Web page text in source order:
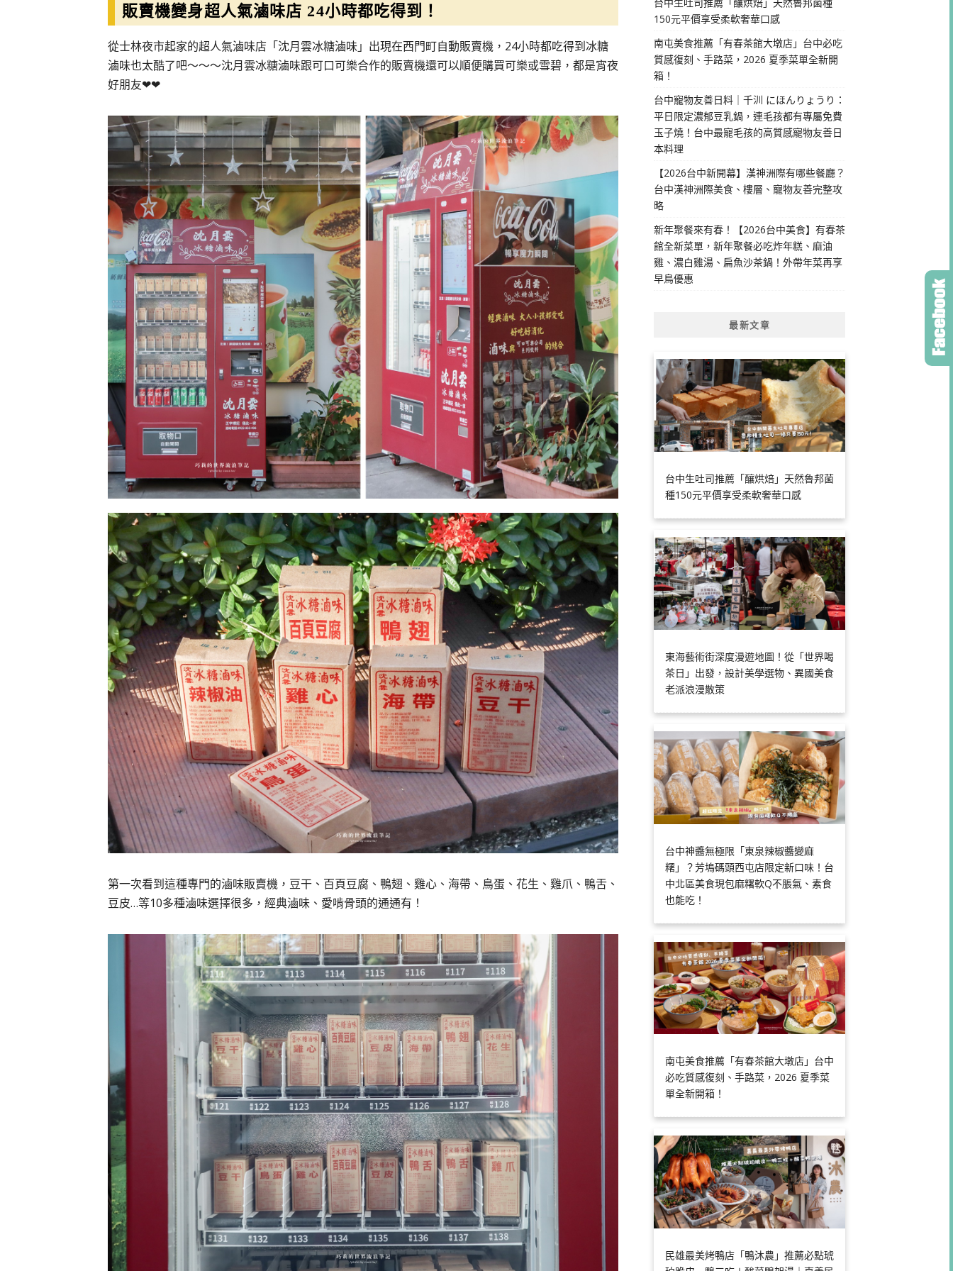
販賣機變身超人氣滷味店 24小時都吃得到！
從士林夜市起家的超人氣滷味店「沈月雲冰糖滷味」出現在西門町自動販賣機，24小時都吃得到冰糖
滷味也太酷了吧～～～沈月雲冰糖滷味跟可口可樂合作的販賣機還可以順便購買可樂或雪碧，都是宵夜
好朋友❤❤
第一次看到這種專門的滷味販賣機，豆干、百頁豆腐、鴨翅、雞心、海帶、鳥蛋、花生、雞爪、鴨舌、
豆皮…等10多種滷味選擇很多，經典滷味、愛啃骨頭的通通有！
150元平價享受柔軟奢華口感
南屯美食推薦「有春茶館大墩店」台中必吃
質感復刻、手路菜，2026 夏季菜單全新開
箱！
台中寵物友善日料｜千汌 にほんりょうり：
平日限定濃郁豆乳鍋，連毛孩都有專屬免費
玉子燒！台中最寵毛孩的高質感寵物友善日
本料理
【2026台中新開幕】漢神洲際有哪些餐廳？
台中漢神洲際美食、樓層、寵物友善完整攻
略
新年聚餐來有春！【2026台中美食】有春茶
館全新菜單，新年聚餐必吃炸年糕、麻油
雞、濃白雞湯、扁魚沙茶鍋！外帶年菜再享
早鳥優惠
最新文章
台中生吐司推薦「釀烘焙」天然魯邦菌
種150元平價享受柔軟奢華口感
東海藝術街深度漫遊地圖！從「世界喝
茶日」出發，設計美學選物、異國美食
老派浪漫散策
台中神醬無極限「東泉辣椒醬變麻
糬」？芳塢碼頭西屯店限定新口味！台
中北區美食現包麻糬軟Q不脹氣、素食
也能吃！
南屯美食推薦「有春茶館大墩店」台中
必吃質感復刻、手路菜，2026 夏季菜
單全新開箱！
民雄最美烤鴨店「鴨沐農」推薦必點琥